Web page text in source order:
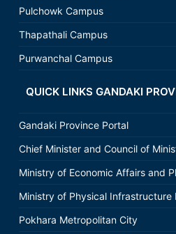
Pulchowk Campus
Thapathali Campus
Purwanchal Campus
QUICK LINKS GANDAKI
Gandaki Province Portal
Chief Minister and Council of
Ministry of Economic Affairs and
Ministry of Physical Infrastructure
Pokhara Metropolitan City